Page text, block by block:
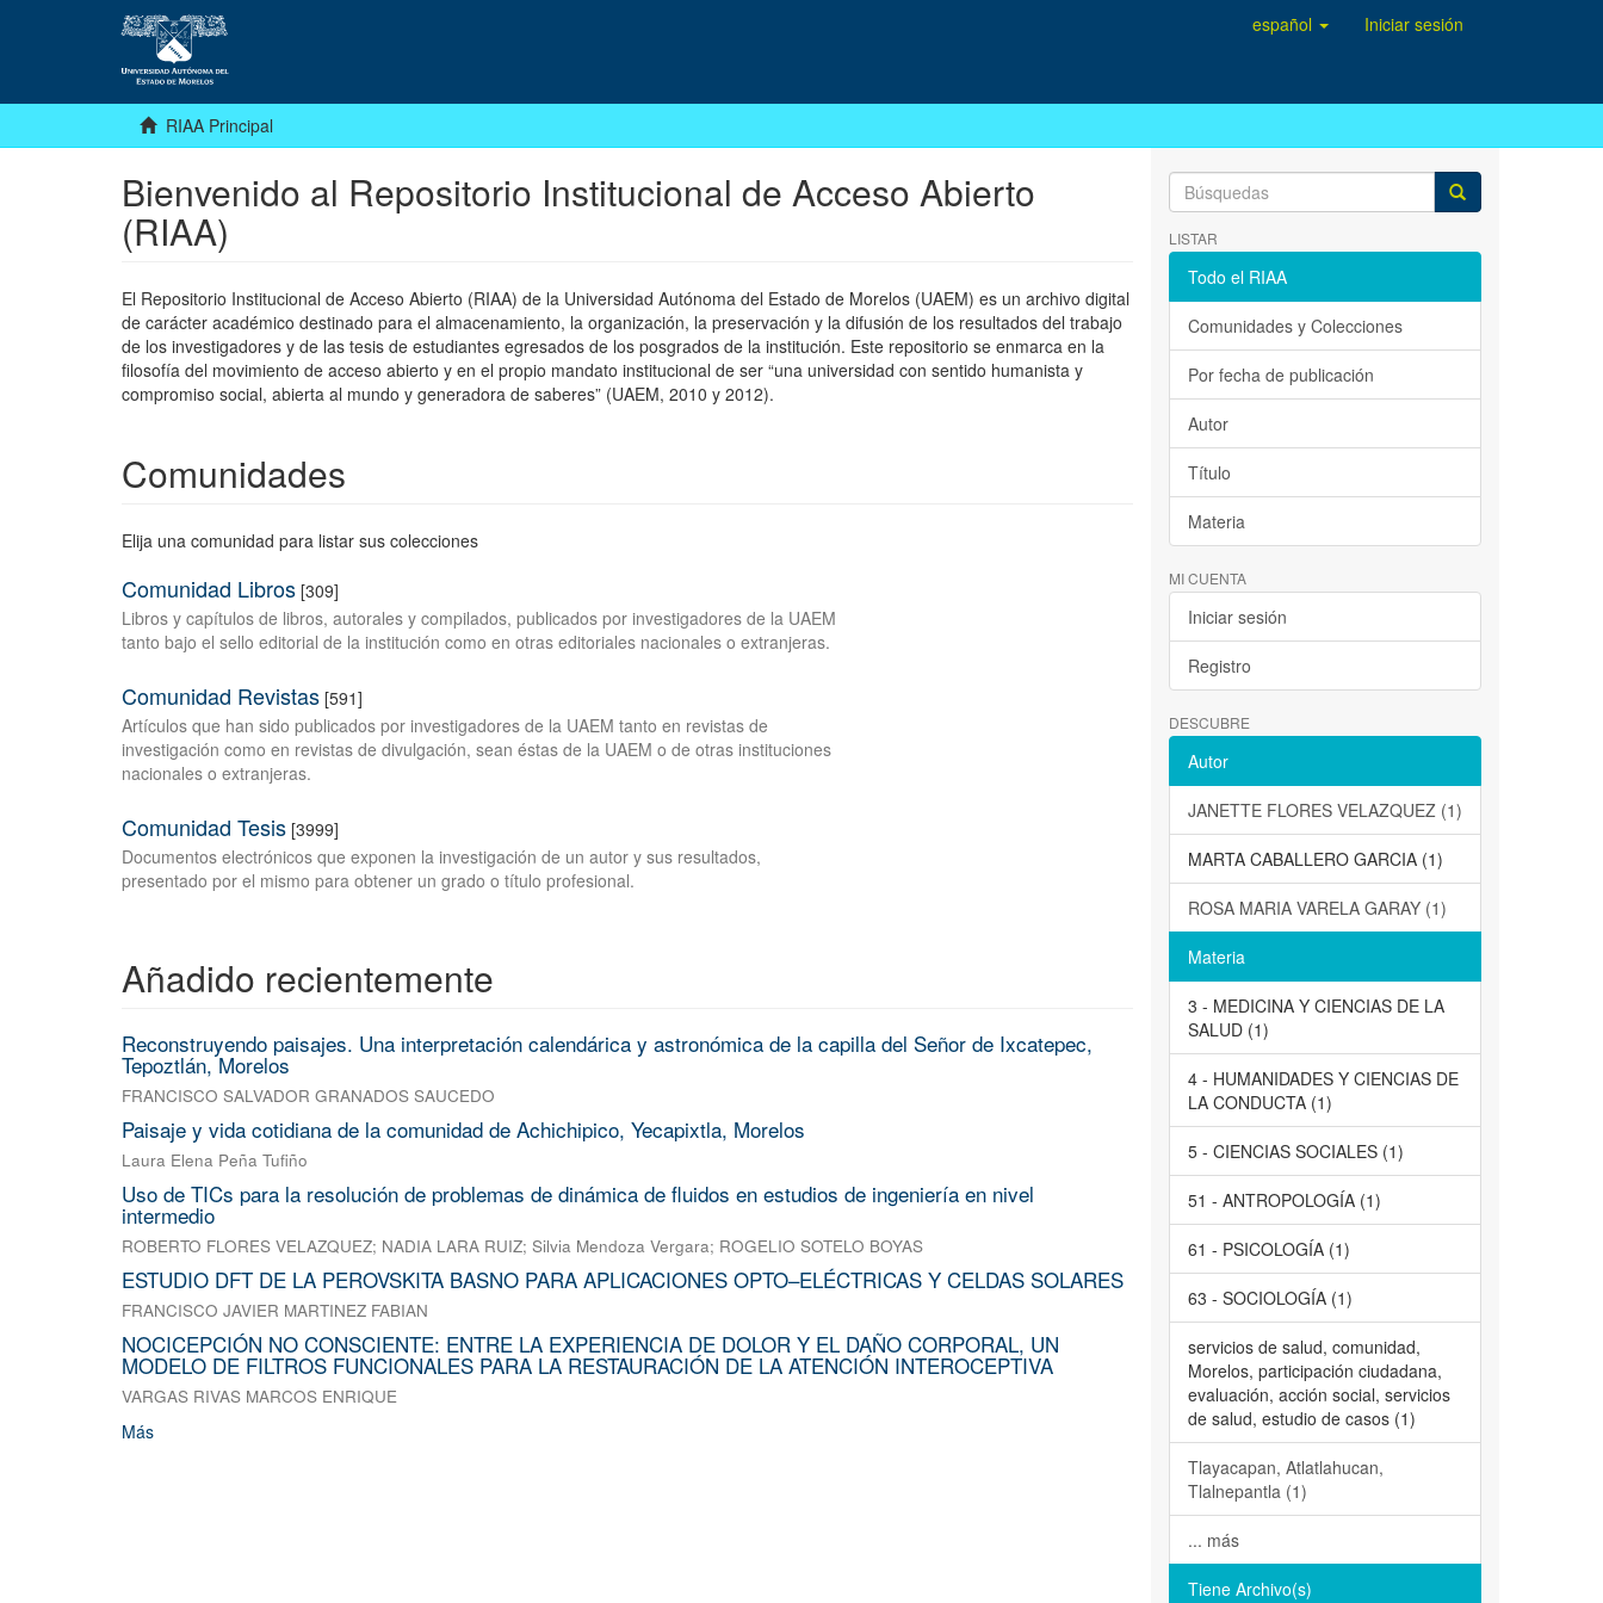
español Iniciar sesión
RIAA Principal
Bienvenido al Repositorio Institucional de Acceso Abierto
(RIAA)
El Repositorio Institucional de Acceso Abierto (RIAA) de la Universidad Autónoma del Estado de Morelos (UAEM) es un archivo digital
de carácter académico destinado para el almacenamiento, la organización, la preservación y la difusión de los resultados del trabajo
de los investigadores y de las tesis de estudiantes egresados de los posgrados de la institución. Este repositorio se enmarca en la
filosofía del movimiento de acceso abierto y en el propio mandato institucional de ser “una universidad con sentido humanista y
compromiso social, abierta al mundo y generadora de saberes” (UAEM, 2010 y 2012).
Comunidades
Elija una comunidad para listar sus colecciones
Comunidad Libros [309]
Libros y capítulos de libros, autorales y compilados, publicados por investigadores de la UAEM
tanto bajo el sello editorial de la institución como en otras editoriales nacionales o extranjeras.
Comunidad Revistas [591]
Artículos que han sido publicados por investigadores de la UAEM tanto en revistas de
investigación como en revistas de divulgación, sean éstas de la UAEM o de otras instituciones
nacionales o extranjeras.
Comunidad Tesis [3999]
Documentos electrónicos que exponen la investigación de un autor y sus resultados,
presentado por el mismo para obtener un grado o título profesional.
Añadido recientemente
Reconstruyendo paisajes. Una interpretación calendárica y astronómica de la capilla del Señor de Ixcatepec,
Tepoztlán, Morelos
FRANCISCO SALVADOR GRANADOS SAUCEDO
Paisaje y vida cotidiana de la comunidad de Achichipico, Yecapixtla, Morelos
Laura Elena Peña Tufiño
Uso de TICs para la resolución de problemas de dinámica de fluidos en estudios de ingeniería en nivel
intermedio
ROBERTO FLORES VELAZQUEZ; NADIA LARA RUIZ; Silvia Mendoza Vergara; ROGELIO SOTELO BOYAS
ESTUDIO DFT DE LA PEROVSKITA BASNO PARA APLICACIONES OPTO–ELÉCTRICAS Y CELDAS SOLARES
FRANCISCO JAVIER MARTINEZ FABIAN
NOCICEPCIÓN NO CONSCIENTE: ENTRE LA EXPERIENCIA DE DOLOR Y EL DAÑO CORPORAL, UN
MODELO DE FILTROS FUNCIONALES PARA LA RESTAURACIÓN DE LA ATENCIÓN INTEROCEPTIVA
VARGAS RIVAS MARCOS ENRIQUE
Más
LISTAR
Todo el RIAA
Comunidades y Colecciones
Por fecha de publicación
Autor
Título
Materia
MI CUENTA
Iniciar sesión
Registro
DESCUBRE
Autor
JANETTE FLORES VELAZQUEZ (1)
MARTA CABALLERO GARCIA (1)
ROSA MARIA VARELA GARAY (1)
Materia
3 - MEDICINA Y CIENCIAS DE LA
SALUD (1)
4 - HUMANIDADES Y CIENCIAS DE
LA CONDUCTA (1)
5 - CIENCIAS SOCIALES (1)
51 - ANTROPOLOGÍA (1)
61 - PSICOLOGÍA (1)
63 - SOCIOLOGÍA (1)
servicios de salud, comunidad,
Morelos, participación ciudadana,
evaluación, acción social, servicios
de salud, estudio de casos (1)
Tlayacapan, Atlatlahucan,
Tlalnepantla (1)
... más
Tiene Archivo(s)